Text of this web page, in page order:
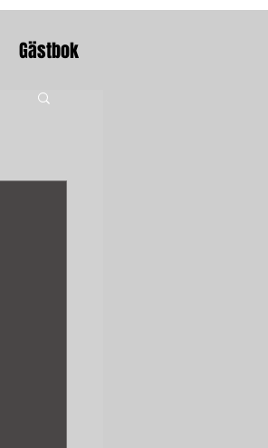
Gästbok